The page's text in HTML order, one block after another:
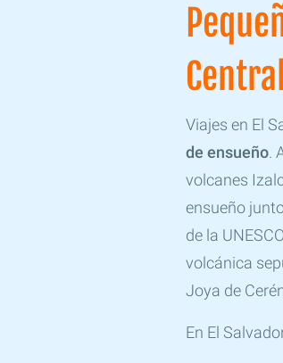
Central
Viajes en El
de ensueño
volcanes
ensueño
de la
volcánica
Joya de
En El